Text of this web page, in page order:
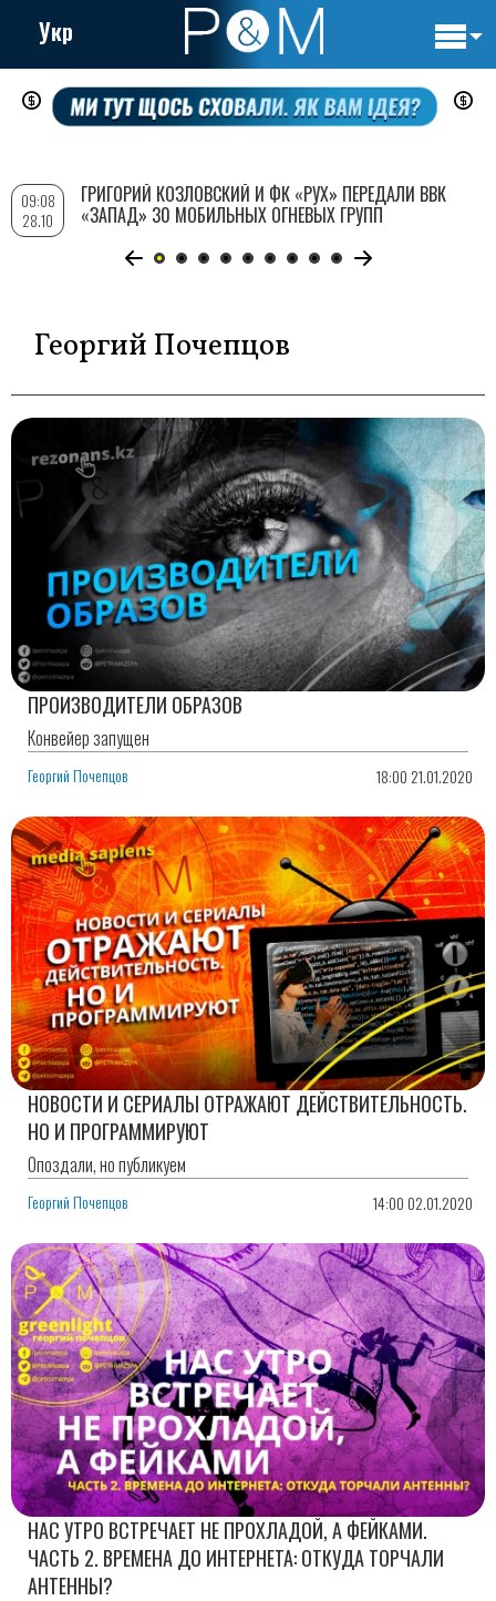
Перейти
содержанию
Укр
Георгий Почепцов
ПРОИЗВОДИТЕЛИ ОБРАЗОВ
Конвейер запущен
Георгий Почепцов 18:00 21.01.2020
НОВОСТИ И СЕРИАЛЫ ОТРАЖАЮТ ДЕЙСТВИТЕЛЬНОСТЬ.
НО И ПРОГРАММИРУЮТ
Опоздали, но публикуем
Георгий Почепцов 14:00 02.01.2020
НАС УТРО ВСТРЕЧАЕТ НЕ ПРОХЛАДОЙ, А ФЕЙКАМИ.
ЧАСТЬ 2. ВРЕМЕНА ДО ИНТЕРНЕТА: ОТКУДА ТОРЧАЛИ
АНТЕННЫ?
09:08
28.10
ГРИГОРИЙ КОЗЛОВСКИЙ И ФК «РУХ» ПЕРЕДАЛИ ВВК
«ЗАПАД» 30 МОБИЛЬНЫХ ОГНЕВЫХ ГРУПП